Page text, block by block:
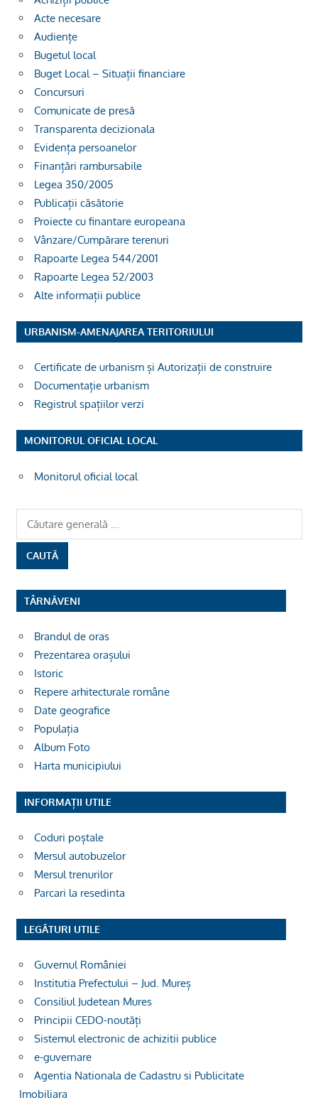
Acte necesare
Audiențe
Bugetul local
Buget Local – Situații financiare
Concursuri
Comunicate de presă
Transparenta decizionala
Evidența persoanelor
Finanțări rambursabile
Legea 350/2005
Publicații căsătorie
Proiecte cu finantare europeana
Vânzare/Cumpărare terenuri
Rapoarte Legea 544/2001
Rapoarte Legea 52/2003
Alte informații publice
URBANISM-AMENAJAREA TERITORIULUI
Certificate de urbanism și Autorizații de construire
Documentație urbanism
Registrul spațiilor verzi
MONITORUL OFICIAL LOCAL
Monitorul oficial local
TÂRNĂVENI
Brandul de oras
Prezentarea orașului
Istoric
Repere arhitecturale române
Date geografice
Populația
Album Foto
Harta municipiului
INFORMAȚII UTILE
Coduri poștale
Mersul autobuzelor
Mersul trenurilor
Parcari la resedinta
LEGĂTURI UTILE
Guvernul României
Institutia Prefectului – Jud. Mureș
Consiliul Judetean Mures
Principii CEDO-noutăți
Sistemul electronic de achizitii publice
e-guvernare
Agentia Nationala de Cadastru si Publicitate
Imobiliara